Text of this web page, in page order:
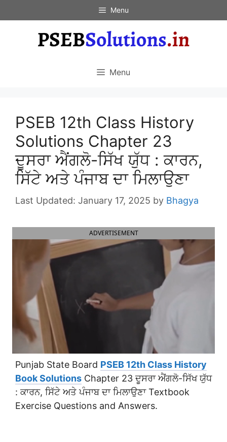
to
Menu
Menu
PSEB 12th Class History
Solutions Chapter 23
ਦੂਸਰਾ ਐਂਗਲੋ-ਸਿੱਖ ਯੁੱਧ : ਕਾਰਨ,
ਸਿੱਟੇ ਅਤੇ ਪੰਜਾਬ ਦਾ ਮਿਲਾਉਣਾ
January 17, 2025 by Bhagya
ADVERTISEMENT
Punjab State Board PSEB 12th Class History
Book Solutions Chapter 23 ਦੂਸਰਾ ਐਂਗਲੋ-ਸਿੱਖ ਯੁੱਧ
: ਕਾਰਨ, ਸਿੱਟੇ ਅਤੇ ਪੰਜਾਬ ਦਾ ਮਿਲਾਉਣਾ Textbook
Exercise Questions and Answers.